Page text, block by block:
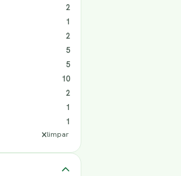
2
1
2
5
5
10
2
1
1
limpar